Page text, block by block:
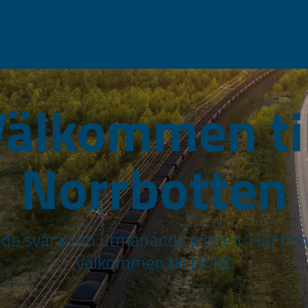
Norrbotten
svåra och utmanande jobben. Här
Välkommen till LKAB.